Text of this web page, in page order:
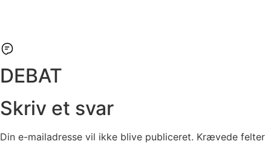
DEBAT
Skriv et svar
Din e-mailadresse vil ikke blive publiceret. Krævede felter